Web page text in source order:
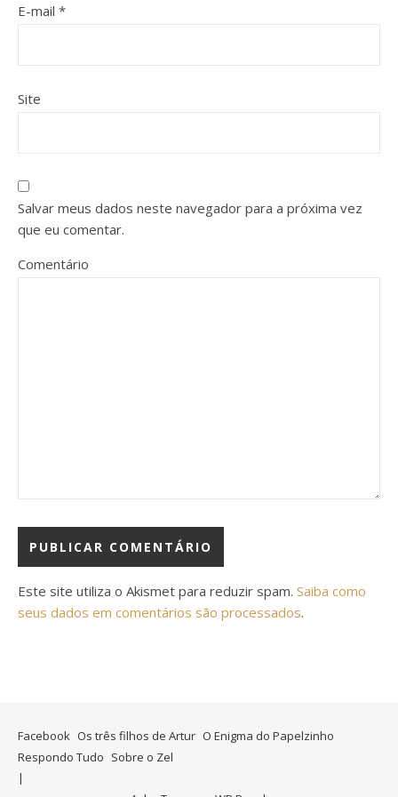
E-mail *
Site
Salvar meus dados neste navegador para a próxima vez
que eu comentar.
Comentário
Este site utiliza o Akismet para reduzir spam. Saiba como
seus dados em comentários são processados.
Facebook Os três filhos de Artur O Enigma do Papelzinho
Respondo Tudo Sobre o Zel